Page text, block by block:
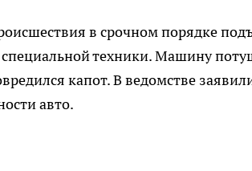
в срочном порядке
техники. Машину
капот. В ведомстве
авто.